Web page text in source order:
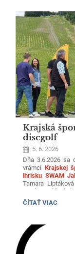
LIGY-
FRIZBEE:
Krajská
discgolf
5. 6. 2026
Dňa 3.6.2026 sa
vrámci Krajskej
ihrisku SWAM
Tamara
tvorili Matúš
Fligová a Matúš
KRAJSKÁ
KSK
-
DISCGOLF:
ČÍTAŤ VIAC